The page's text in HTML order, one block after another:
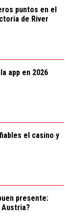
puntos en el
de River
app en 2026
el casino y
presente: